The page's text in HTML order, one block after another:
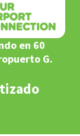
en 60
G.